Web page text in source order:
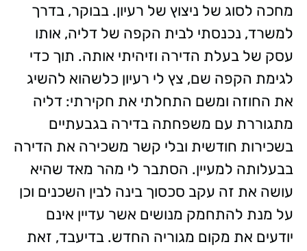
מחכה לסוג של ניצוץ של רעיון. בבוקר, בדרך
למשרד, נכנסתי לבית הקפה של דליה, אותו
עסק של בעלת הדירה וזיהיתי אותה. תוך כדי
לגימת הקפה שם, צץ לי רעיון כלשהוא להשיג
את החוזה ומשם התחלתי את חקירתי: דליה
מתגוררת עם משפחתה בדירה בגבעתיים
בשכירות חודשית ובלי קשר משכירה את הדירה
בבעלותה למעיין. הסתבר לי מהר מאד שהיא
עושה את זה עקב סכסוך בינה לבין השכנים וכן
על מנת להתחמק מנושים אשר עדיין אינם
יודעים את מקום מגוריה החדש. בדיעבד, זאת